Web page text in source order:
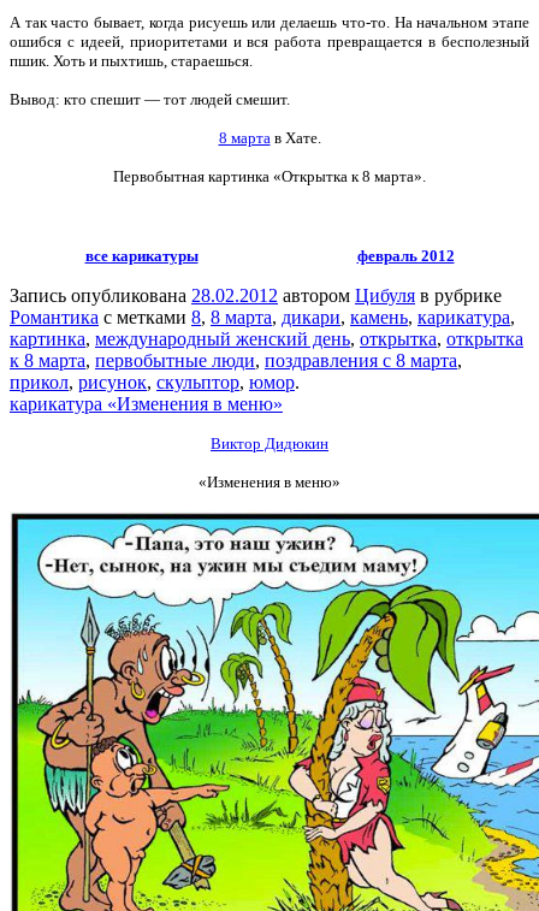
А так часто бывает, когда рисуешь или делаешь что-то. На начальном этапе
ошибся с идеей, приоритетами и вся работа превращается в бесполезный
пшик. Хоть и пыхтишь, стараешься.
Вывод: кто спешит — тот людей смешит.
8 мартав Хате.
Первобытная картинка «Открытка к 8 марта».
все карикатуры февраль 2012
Запись опубликована 28.02.2012 автором Цибуля в рубрике
Романтика с метками 8, 8 марта, дикари, камень, карикатура,
картинка, международный женский день, открытка, открытка
к 8 марта, первобытные люди, поздравления с 8 марта,
прикол, рисунок, скульптор, юмор.
карикатура «Изменения в меню»
Виктор Дидюкин
«Изменения в меню»